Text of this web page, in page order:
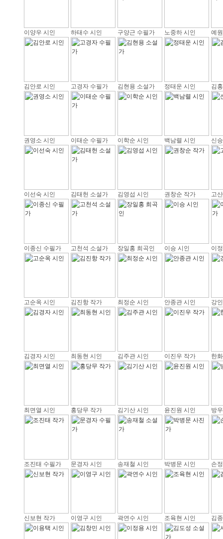
이양우 시인 하태수 시인 구양근 수필가 노중하 시인 예
김안로 시인 고경자 수필가 김현용 소설가 정태운 시인 김
권영소 시인 이태순 수필가 이학순 시인 백남렬 시인 신
이선숙 시인 김태헌 소설가 김영섭 시인 권창순 작가 고
이종신 수필가 고천석 소설가 장일홍 희곡인 이승 시인 이
고순옥 시인 김진항 작가 최정순 시인 안종관 시인 강
김경자 시인 최동현 시인 김주관 시인 이진우 작가 한
최면열 시인 홍당무 작가 김기산 시인 윤진원 시인 방
조진태 수필가 문경자 시인 송재철 시인 박병문 시인 손
신보현 작가 이영구 시인 곽연수 시인 조육현 시인 김